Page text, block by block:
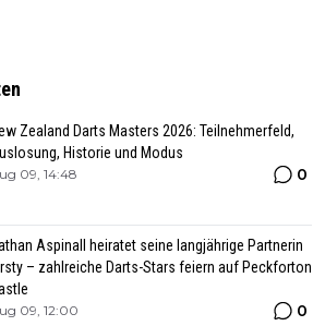
Zealand Darts Masters 2026: Teilnehmerfeld,
Historie und Modus
09, 14:48 0
Aspinall heiratet seine langjährige Partnerin
– zahlreiche Darts-Stars feiern auf Peckforton
09, 12:00 0